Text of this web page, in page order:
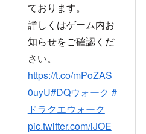
ております。
詳しくはゲーム内お
知らせをご確認くだ
さい。
https://t.co/mPoZAS
0uyU#DQウォーク #
ドラクエウォーク
pic.twitter.com/iJOE